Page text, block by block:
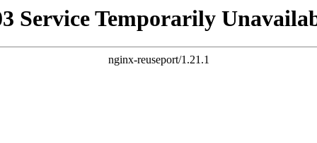
Service Temporarily
nginx-reuseport/1.21.1